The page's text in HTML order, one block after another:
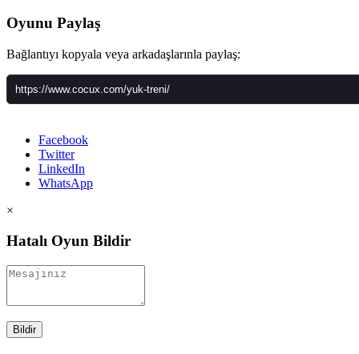
Oyunu Paylaş
Bağlantıyı kopyala veya arkadaşlarınla paylaş:
Facebook
Twitter
LinkedIn
WhatsApp
×
Hatalı Oyun Bildir
Bildir